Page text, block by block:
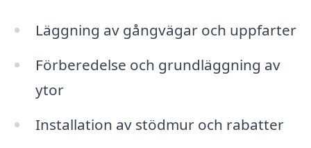
Läggning av gångvägar och uppfarter
Förberedelse och grundläggning av
ytor
Installation av stödmur och rabatter